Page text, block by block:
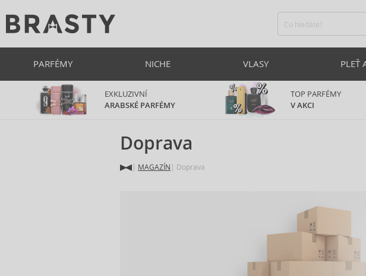
PARFÉMY NICHE VLASY PLEŤ
EXKLUZIVNÍ
ARABSKÉ PARFÉMY
TOP PARFÉMY
V AKCI
Doprava
MAGAZÍN Doprava